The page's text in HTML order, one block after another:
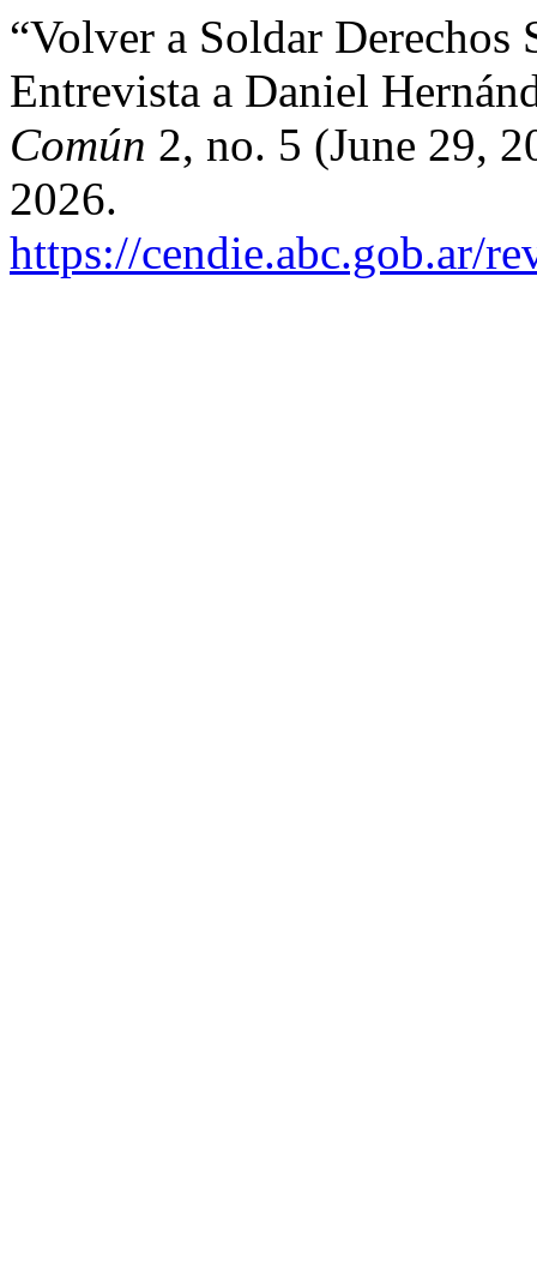
“Volver a Soldar
Entrevista a Daniel
Común 2, no. 5 (June 29,
2026.
https://cendie.abc.gob.ar/